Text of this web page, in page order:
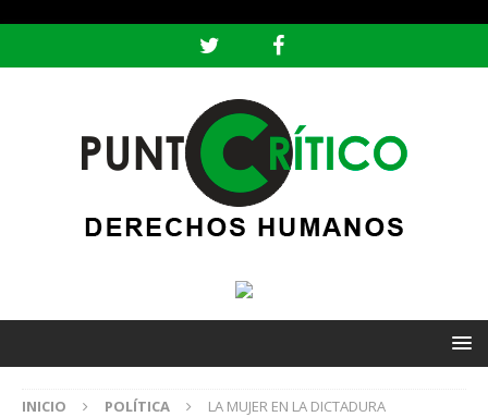
INICIO POLÍTICA
LA MUJER EN LA DICTADURA